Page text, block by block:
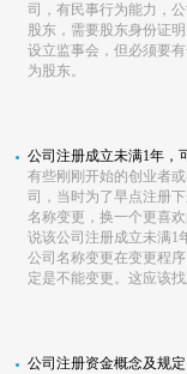
司，有民事行为能力，
股东，需要股东身份证
设立监事会，但必须要
为股东。
公司注册成立未满1年，
有些刚刚开始的创业者
司，当时为了早点注册
名称变更，换一个更喜
说该公司注册成立未满1
公司名称变更在变更程
定是不能变更。这应该
公司注册资金概念及规定